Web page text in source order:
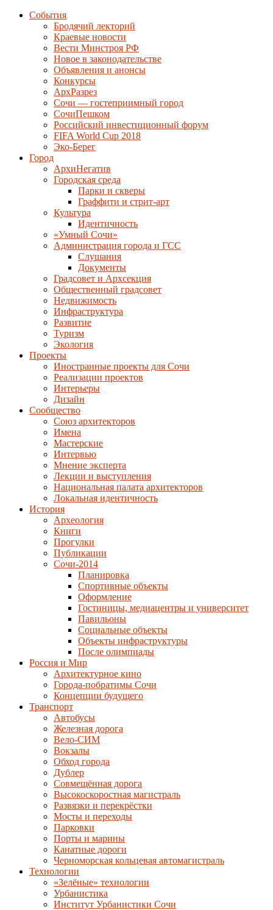
События
Бродячий лекторий
Краевые новости
Вести Минстроя РФ
Новое в законодательстве
Объявления и анонсы
Конкурсы
АрхРазрез
Сочи — гостеприимный город
СочиПешком
Российский инвестиционный форум
FIFA World Cup 2018
Эко-Берег
Город
АрхиНегатив
Городская среда
Парки и скверы
Граффити и стрит-арт
Культура
Идентичность
«Умный Сочи»
Администрация города и ГСС
Слушания
Документы
Градсовет и Архсекция
Общественный градсовет
Недвижимость
Инфраструктура
Развитие
Туризм
Экология
Проекты
Иностранные проекты для Сочи
Реализации проектов
Интерьеры
Дизайн
Сообщество
Союз архитекторов
Имена
Мастерские
Интервью
Мнение эксперта
Лекции и выступления
Национальная палата архитекторов
Локальная идентичность
История
Археология
Книги
Прогулки
Публикации
Сочи-2014
Планировка
Спортивные объекты
Оформление
Гостиницы, медиацентры и университет
Павильоны
Социальные объекты
Объекты инфраструктуры
После олимпиады
Россия и Мир
Архитектурное кино
Города-побратимы Сочи
Концепции будущего
Транспорт
Автобусы
Железная дорога
Вело-СИМ
Вокзалы
Обход города
Дублер
Совмещённая дорога
Высокоскоростная магистраль
Развязки и перекрёстки
Мосты и переходы
Парковки
Порты и марины
Канатные дороги
Черноморская кольцевая автомагистраль
Технологии
«Зелёные» технологии
Урбанистика
Институт Урбанистики Сочи